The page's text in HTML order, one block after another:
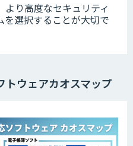
り高度なセキュリティ
選択することが大切で
トウェアカオスマップ